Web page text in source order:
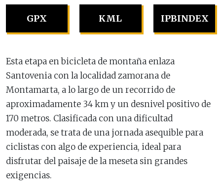
GPX KML IPBINDEX
Esta etapa en bicicleta de montaña enlaza
Santovenia con la localidad zamorana de
Montamarta, a lo largo de un recorrido de
aproximadamente 34 km y un desnivel positivo de
170 metros. Clasificada con una dificultad
moderada, se trata de una jornada asequible para
ciclistas con algo de experiencia, ideal para
disfrutar del paisaje de la meseta sin grandes
exigencias.